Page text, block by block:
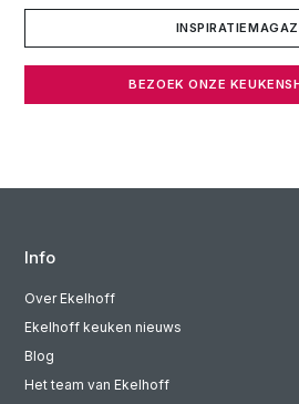
BEZOEK ONZE
Info
Over Ekelhoff
Ekelhoff keuken nieuws
Blog
Het team van Ekelhoff